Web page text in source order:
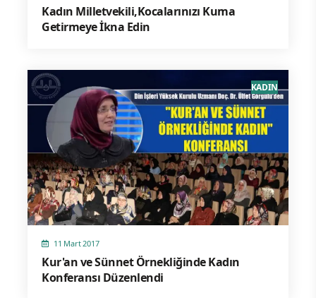
Kadın Milletvekili,Kocalarınızı Kuma
Getirmeye İkna Edin
11 Mart 2017
Kur'an ve Sünnet Örnekliğinde Kadın
Konferansı Düzenlendi
KADIN